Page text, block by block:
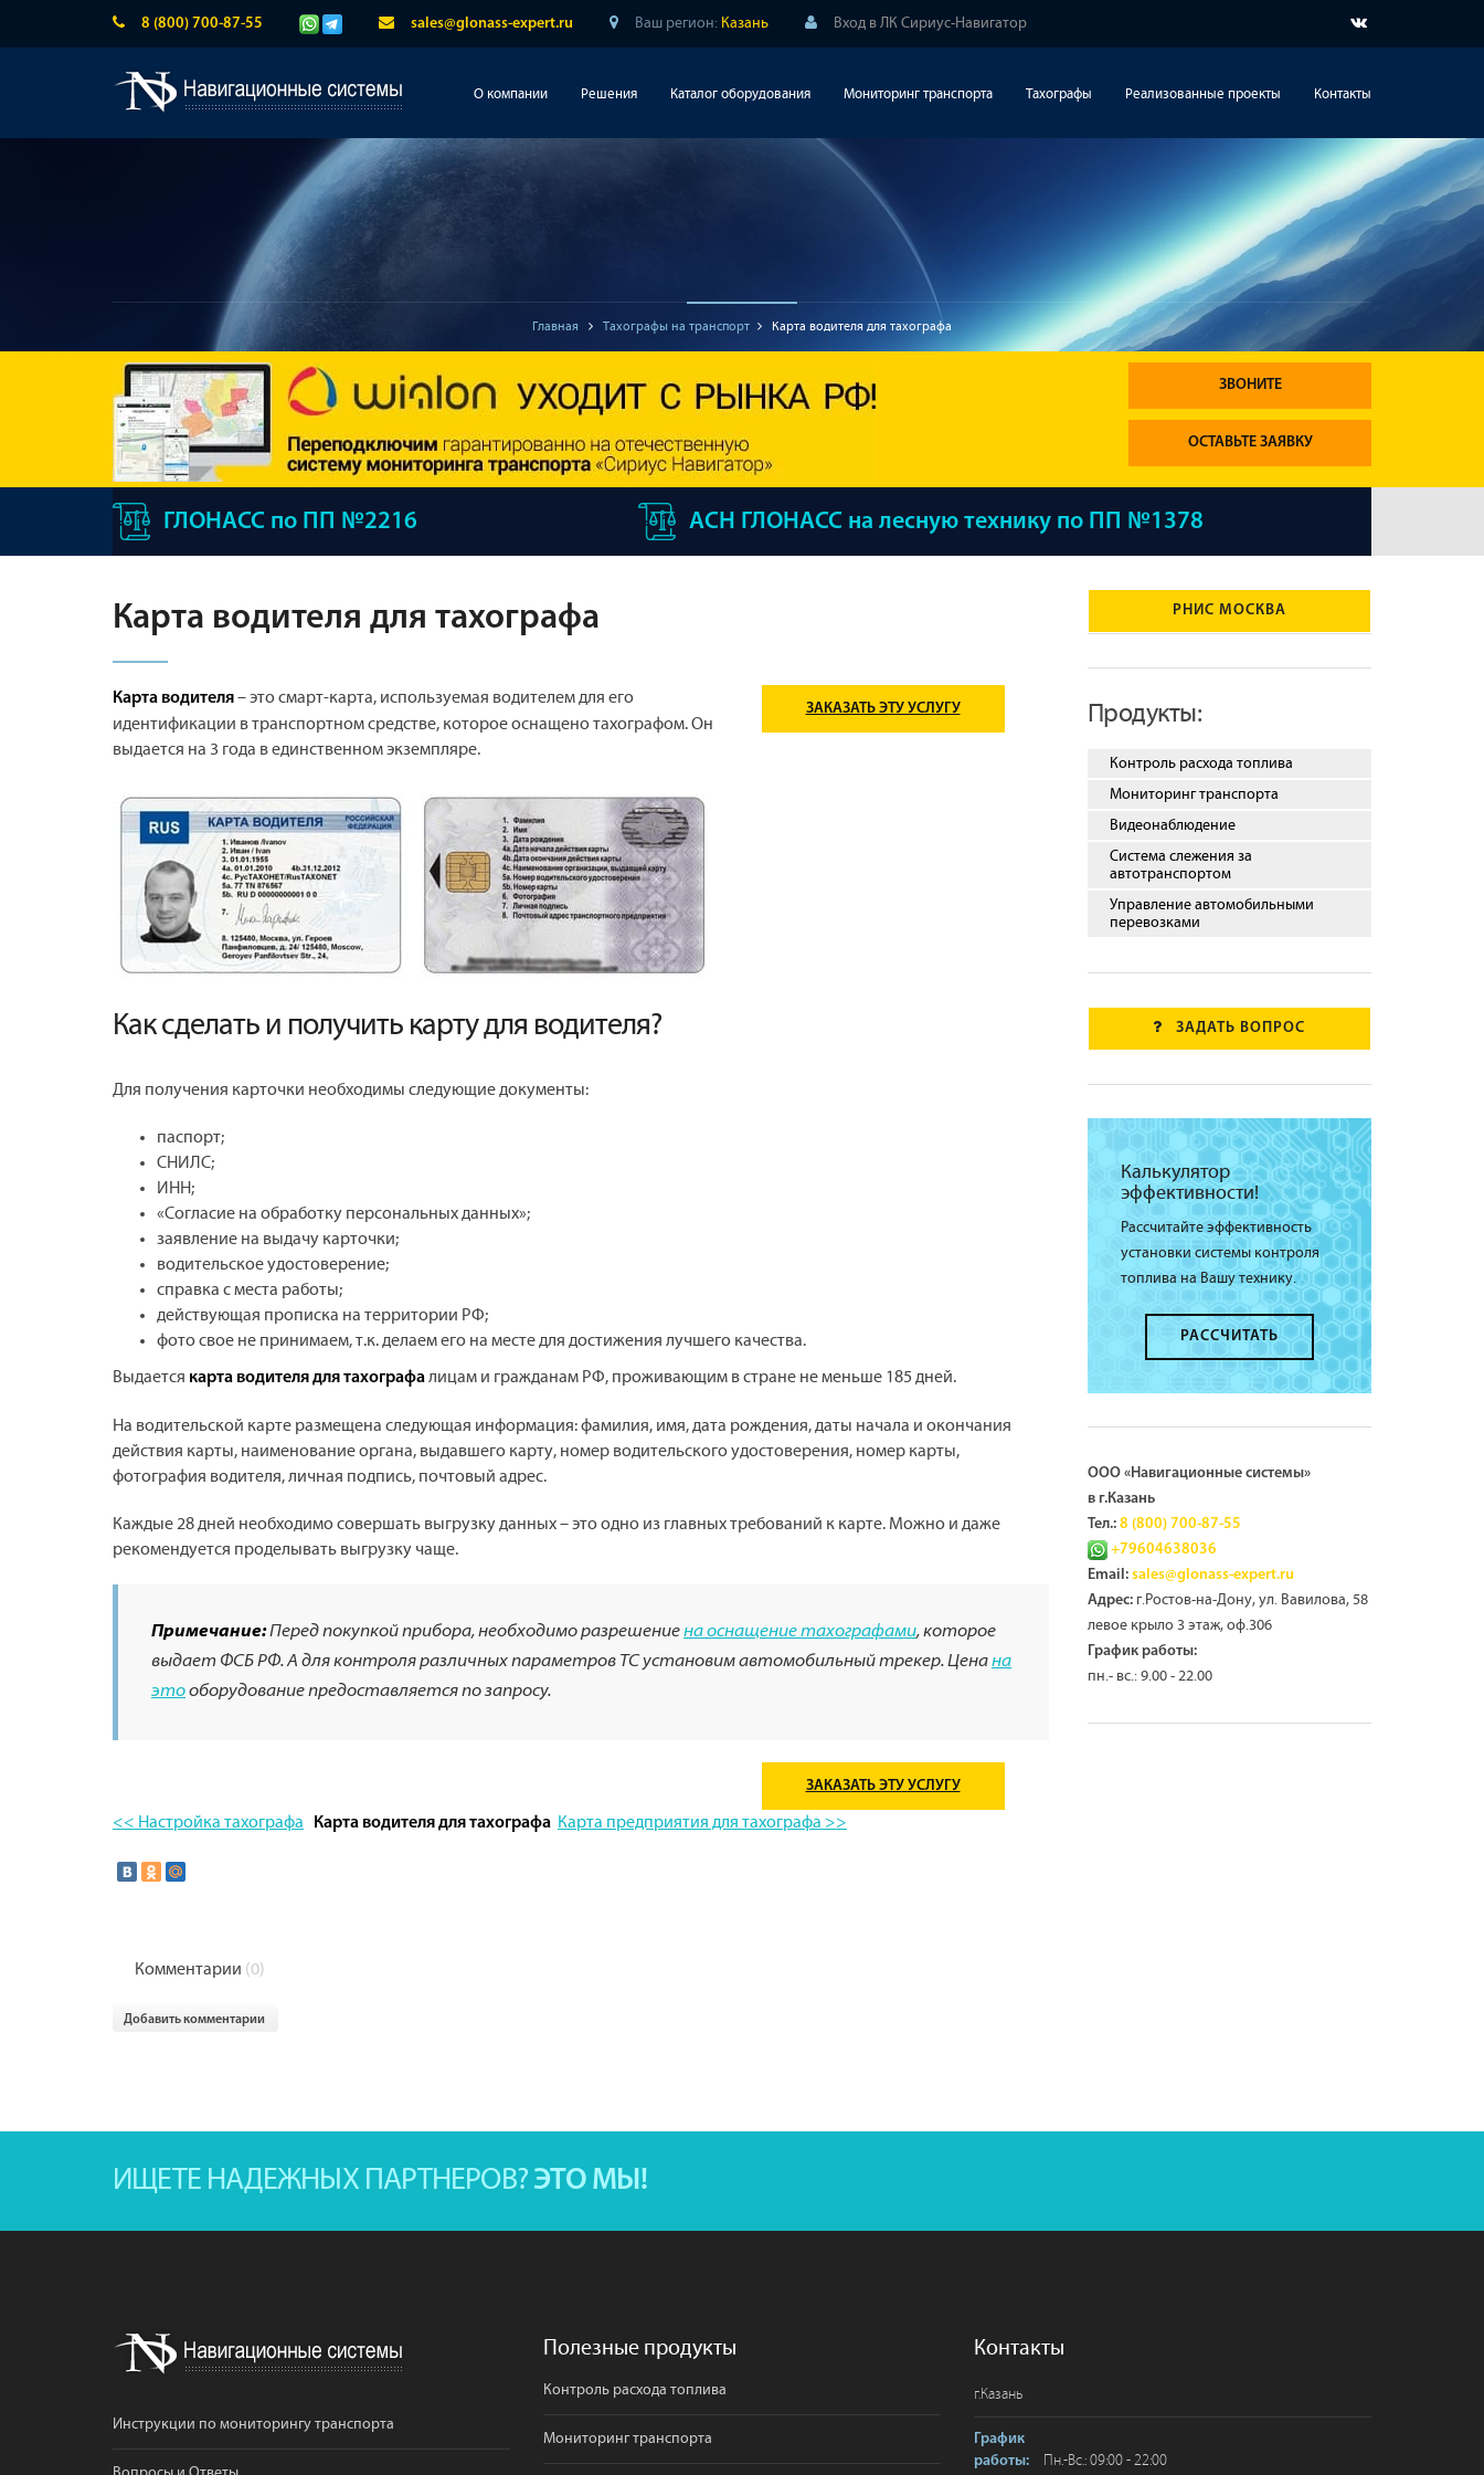
8 (800) 700-87-55 sales@glonass-expert.ru Ваш регион: Казань Вход в ЛК Сириус-Навигатор
О компании Решения Каталог оборудования Мониторинг транспорта Тахографы Реализованные проекты Контакты
Главная Тахографы на транспорт Карта водителя для тахографа
ЗВОНИТЕ
ОСТАВЬТЕ ЗАЯВКУ
ГЛОНАСС по ПП №2216 АСН ГЛОНАСС на лесную технику по ПП №1378
Карта водителя для тахографа
ЗАКАЗАТЬ ЭТУ УСЛУГУ
Карта водителя– это смарт-карта, используемая водителем для его
идентификации в транспортном средстве, которое оснащено тахографом. Он
выдается на 3 года в единственном экземпляре.
Как сделать и получить карту для водителя?
Для получения карточки необходимы следующие документы:
паспорт;
СНИЛС;
ИНН;
«Согласие на обработку персональных данных»;
заявление на выдачу карточки;
водительское удостоверение;
справка с места работы;
действующая прописка на территории РФ;
фото свое не принимаем, т.к. делаем его на месте для достижения лучшего качества.
Выдается карта водителя для тахографалицам и гражданам РФ, проживающим в стране не меньше 185 дней.
На водительской карте размещена следующая информация: фамилия, имя, дата рождения, даты начала и окончания
действия карты, наименование органа, выдавшего карту, номер водительского удостоверения, номер карты,
фотография водителя, личная подпись, почтовый адрес.
Каждые 28 дней необходимо совершать выгрузку данных – это одно из главных требований к карте. Можно и даже
рекомендуется проделывать выгрузку чаще.
Примечание:Перед покупкой прибора, необходимо разрешениена оснащение тахографами, которое
выдает ФСБ РФ. А для контроля различных параметров ТС установим автомобильный трекер. Ценана
этооборудование предоставляется по запросу.
ЗАКАЗАТЬ ЭТУ УСЛУГУ
<< Настройка тахографа Карта водителя для тахографа Карта предприятия для тахографа >>
Комментарии (0)
Добавить комментарии
РНИС МОСКВА
Продукты:
Контроль расхода топлива
Мониторинг транспорта
Видеонаблюдение
Система слежения за
автотранспортом
Управление автомобильными
перевозками
ЗАДАТЬ ВОПРОС
Калькулятор
эффективности!
Рассчитайте эффективность
установки системы контроля
топлива на Вашу технику.
РАССЧИТАТЬ
ООО «Навигационные системы»
в г.Казань
Тел.: 8 (800) 700-87-55
+79604638036
Email: sales@glonass-expert.ru
Адрес:г.Ростов-на-Дону, ул. Вавилова, 58
левое крыло 3 этаж, оф.306
График работы:
пн.- вс.: 9.00 - 22.00
ИЩЕТЕ НАДЕЖНЫХ ПАРТНЕРОВ? ЭТО МЫ!
Инструкции по мониторингу транспорта
Полезные продукты
Контроль расхода топлива
Мониторинг транспорта
Контакты
г.Казань
График
работы:
Пн.-Вс.: 09:00 - 22:00